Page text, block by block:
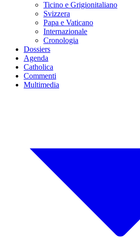
Ticino e Grigionitaliano
Svizzera
Papa e Vaticano
Internazionale
Cronologia
Dossiers
Agenda
Catholica
Commenti
Multimedia